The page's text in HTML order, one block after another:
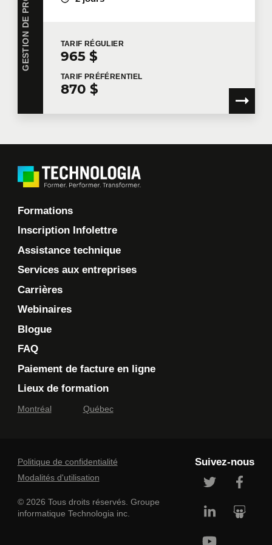
TARIF RÉGULIER
965 $
TARIF PRÉFÉRENTIEL
870 $
Formations
Inscription Infolettre
Assistance technique
Services aux entreprises
Carrières
Webinaires
Blogue
FAQ
Paiement de facture en ligne
Lieux de formation
Montréal Québec
Politique de confidentialité
Modalités d'utilisation
© 2026 Tous droits réservés. Groupe
informatique Technologia inc.
Suivez-nous